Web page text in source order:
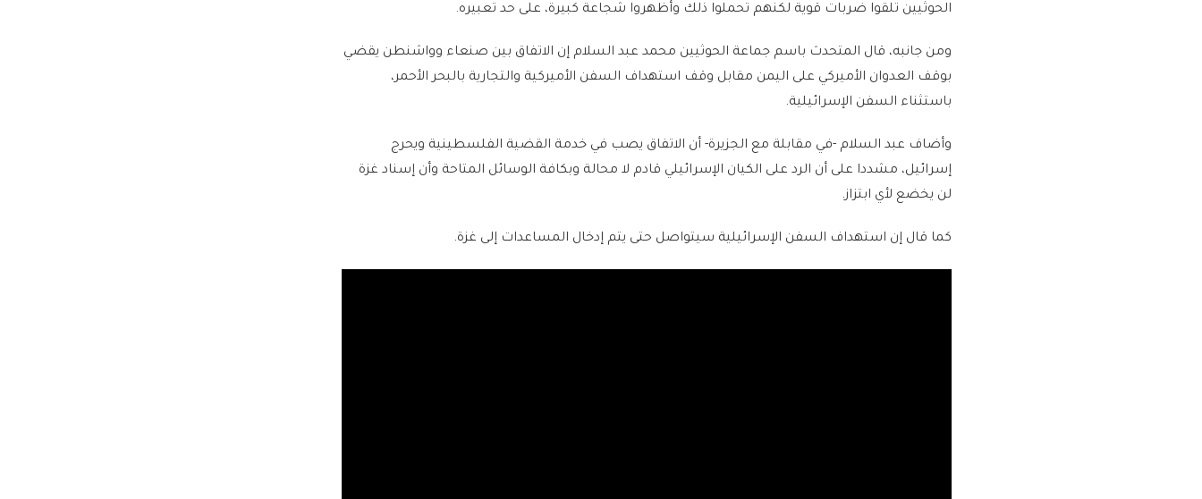
الحوثيين تلقوا ضربات قوية لكنهم تحملوا ذلك وأظهروا شجاعة كبيرة، على حد تعبيره.
ومن جانبه، قال المتحدث باسم جماعة الحوثيين محمد عبد السلام إن الاتفاق بين صنعاء وواشنطن يقضي
بوقف العدوان الأميركي على اليمن مقابل وقف استهداف السفن الأميركية والتجارية بالبحر الأحمر،
باستثناء السفن الإسرائيلية.
وأضاف عبد السلام -في مقابلة مع الجزيرة- أن الاتفاق يصب في خدمة القضية الفلسطينية ويحرج
إسرائيل، مشددا على أن الرد على الكيان الإسرائيلي قادم لا محالة وبكافة الوسائل المتاحة وأن إسناد غزة
لن يخضع لأي ابتزاز.
كما قال إن استهداف السفن الإسرائيلية سيتواصل حتى يتم إدخال المساعدات إلى غزة.